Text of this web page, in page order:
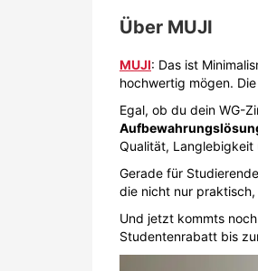
Über MUJI
MUJI: Das ist
hochwertig mögen.
Egal, ob du dein WG-
Qualität, Langlebigkeit
Gerade für
die nicht nur
Und jetzt kommts
Studentenrabatt bis